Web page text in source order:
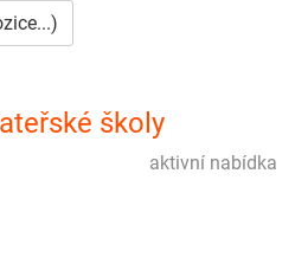
školy
aktivní nabídka